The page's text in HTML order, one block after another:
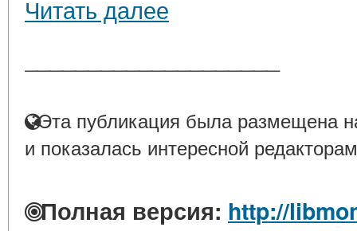
Читать далее
Эта публикация была размещена
и показалась интересной
Полная версия: http://